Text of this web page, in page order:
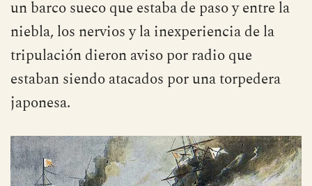
un barco sueco que estaba de paso y entre la
niebla, los nervios y la inexperiencia de la
tripulación dieron aviso por radio que
estaban siendo atacados por una torpedera
japonesa.